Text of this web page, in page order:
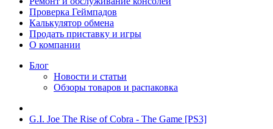
Проверка Геймпадов
Калькулятор обмена
Продать приставку и игры
О компании
Блог
Новости и статьи
Обзоры товаров и распаковка
G.I. Joe The Rise of Cobra - The Game [PS3]